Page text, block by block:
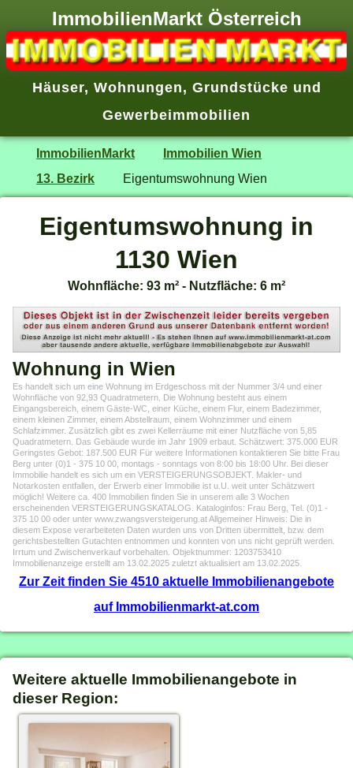
ImmobilienMarkt Österreich
Häuser, Wohnungen, Grundstücke und
Gewerbeimmobilien
ImmobilienMarkt
Immobilien Wien
13. Bezirk
Eigentumswohnung Wien
Eigentumswohnung in
1130 Wien
Wohnfläche: 93 m² - Nutzfläche: 6 m²
Wohnung in Wien
Es handelt sich um eine Wohnung im Erdgeschoss mit der Nummer 3/4 und einer
Wohnfläche von 92,93 Quadratmetern. Die Wohnung besteht aus einem
Eingangsbereich, einem Gäste-WC, einer Küche, einem Flur, einem Badezimmer,
einem kleinen Zimmer, einem Abstellraum, einem Wohnzimmer und einem
Schlafzimmer. Zusätzlich gibt es zwei Kellerräume mit einer Nutzfläche von 5,85
Quadratmetern. Das Gebäude wurde im Jahr 1909 erbaut. Schätzwert: 375.000 EUR
Geringstes Gebot: 187.500 EUR Für weitere Informationen kontaktieren Sie bitte Frau
Berg unter (0)1 - 375 10 00, montags - sonntags von 8:00 bis 18:00 Uhr. Bei dieser
Immobilie handelt es sich um ein VERSTEIGERUNGSOBJEKT. Makler- und
Notarkosten entfallen, der Erwerb einer Immobilie ist u.U. weit unter Schätzwert
möglich! Weitere ca. 400 Immobilien finden Sie in unserem alle 3 Wochen
erscheinenden VERSTEIGERUNGSKATALOG. Kataloginfos: Frau Berg, Tel. (0)1 -
375 10 00 oder unter www.zwangsversteigerung.at Allgemeiner Hinweis: Die in
diesem Expose verarbeiteten Daten wurden uns von Dritten übermittelt, bzw. dem
gerichtsbestellten Gutachten entnommen und konnten von uns nicht geprüft werden.
Irrtum und Zwischenverkauf vorbehalten. Objektnummer: 1203753410
Immobilienanzeige erstellt am 13.02.2025 zuletzt aktualisiert am 13.02.2025.
Zur Zeit finden Sie 4510 aktuelle Immobilienangebote
auf Immobilienmarkt-at.com
Weitere aktuelle Immobilienangebote in
dieser Region: